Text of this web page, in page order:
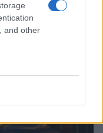
and other